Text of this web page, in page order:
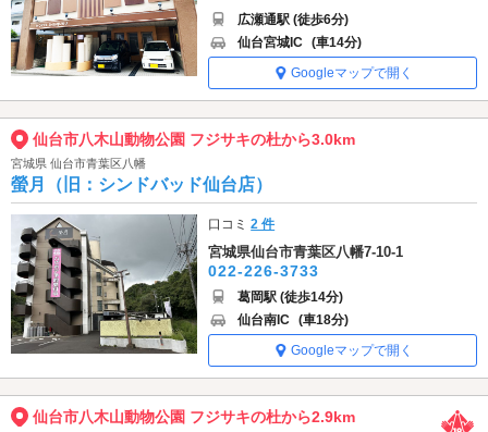
広瀬通駅 (徒歩6分)
仙台宮城IC (車14分)
Googleマップで開く
仙台市八木山動物公園 フジサキの杜から3.0km
宮城県 仙台市青葉区八幡
螢月（旧：シンドバッド仙台店）
口コミ2 件
宮城県仙台市青葉区八幡7-10-1
022-226-3733
葛岡駅 (徒歩14分)
仙台南IC (車18分)
Googleマップで開く
仙台市八木山動物公園 フジサキの杜から2.9km